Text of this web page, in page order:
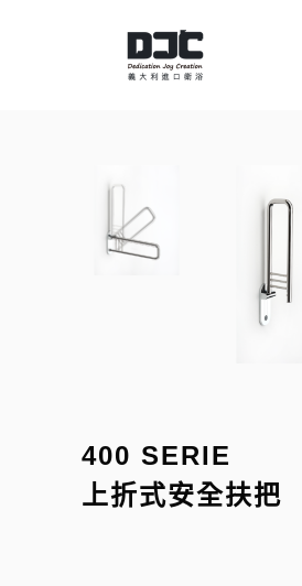
400 SERIE
上折式安全扶把